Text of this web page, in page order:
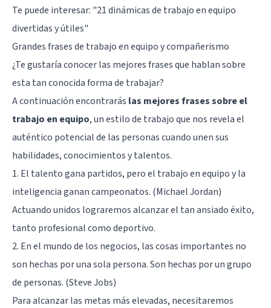
Te puede interesar: "21 dinámicas de trabajo en equipo
divertidas y útiles"
Grandes frases de trabajo en equipo y compañerismo
¿Te gustaría conocer las mejores frases que hablan sobre
esta tan conocida forma de trabajar?
A continuación encontrarás las mejores frases sobre el
trabajo en equipo, un estilo de trabajo que nos revela el
auténtico potencial de las personas cuando unen sus
habilidades, conocimientos y talentos.
1. El talento gana partidos, pero el trabajo en equipo y la
inteligencia ganan campeonatos. (Michael Jordan)
Actuando unidos lograremos alcanzar el tan ansiado éxito,
tanto profesional como deportivo.
2. En el mundo de los negocios, las cosas importantes no
son hechas por una sola persona. Son hechas por un grupo
de personas. (Steve Jobs)
Para alcanzar las metas más elevadas, necesitaremos